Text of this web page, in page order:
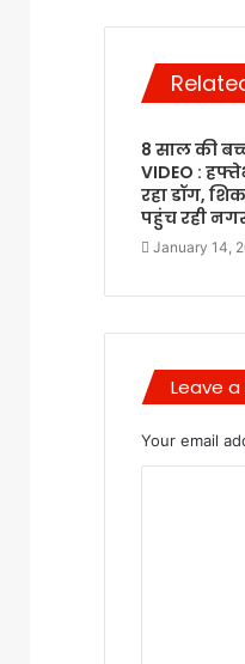
8 साल की
VIDEO :
रहा डॉग,
पहुंच रही
January 14,
Leave a
Your email